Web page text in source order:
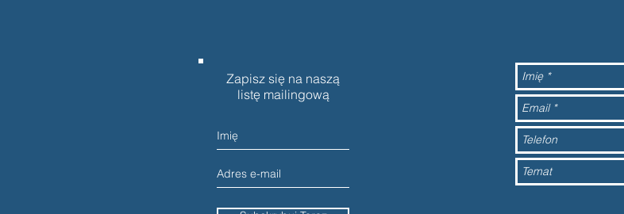
Zapisz się na naszą
listę mailingową